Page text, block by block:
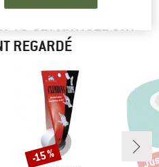
VU CET ARTICLE ONT
REGARDÉ
Remise
-15 %